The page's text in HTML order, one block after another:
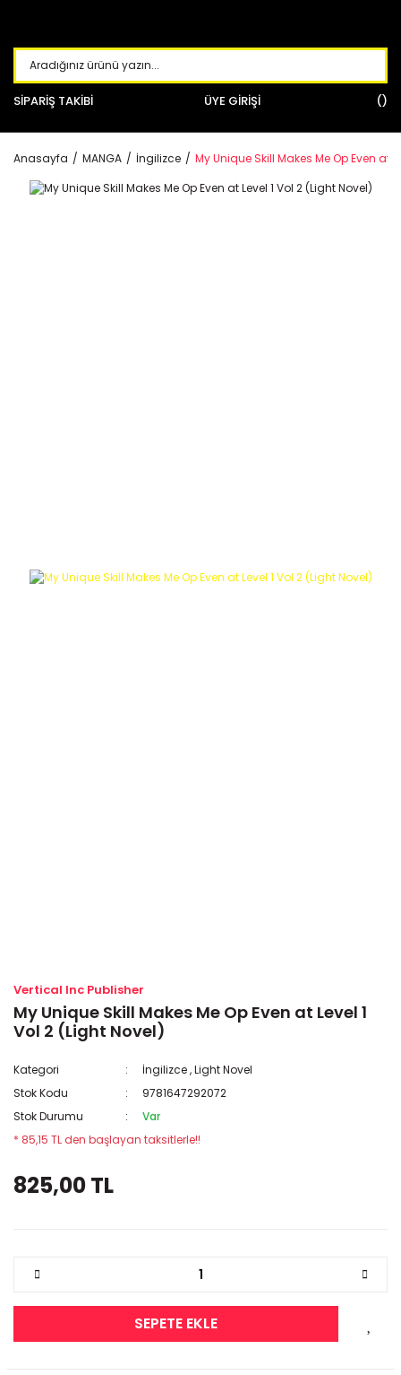
SİPARİŞ TAKİBİ ÜYE GİRİŞİ
Anasayfa MANGA İngilizce My Unique Skill Makes Me Op Even at
Vertical Inc Publisher
My Unique Skill Makes Me Op Even at Level 1
Vol 2 (Light Novel)
Kategori İngilizce,Light Novel
Stok Kodu
9781647292072
Stok Durumu
Var
* 85,15 TL den başlayan taksitlerle!!
825,00 TL
SEPETE EKLE